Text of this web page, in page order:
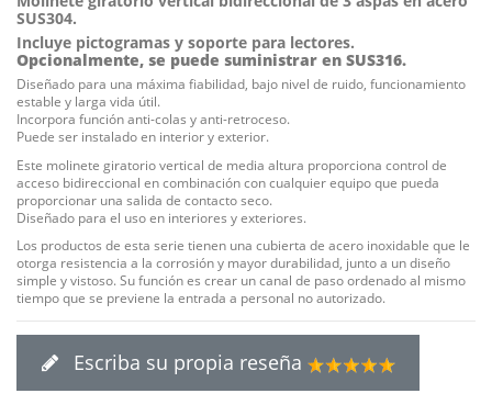
SUS304.
Incluye pictogramas y soporte para lectores.
Opcionalmente, se puede suministrar en SUS316.
Diseñado para una máxima fiabilidad, bajo nivel de ruido, funcionamiento
estable y larga vida útil.
Incorpora función anti-colas y anti-retroceso.
Puede ser instalado en interior y exterior.
Este molinete giratorio vertical de media altura proporciona control de
acceso bidireccional en combinación con cualquier equipo que pueda
proporcionar una salida de contacto seco.
Diseñado para el uso en interiores y exteriores.
Los productos de esta serie tienen una cubierta de acero inoxidable que le
otorga resistencia a la corrosión y mayor durabilidad, junto a un diseño
simple y vistoso. Su función es crear un canal de paso ordenado al mismo
tiempo que se previene la entrada a personal no autorizado.
Escriba su propia reseña